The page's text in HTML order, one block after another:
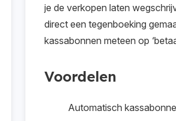
je de verkopen laten
direct een tegenboeking
kassabonnen meteen op
Voordelen
Automatisch